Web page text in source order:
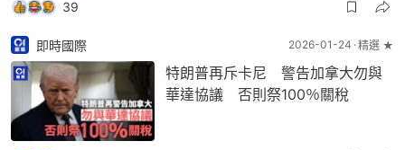
39
即時國際 2026-01-24 精選 ★
特朗普再斥卡尼 警告加拿大勿與
華達協議 否則祭100％關稅